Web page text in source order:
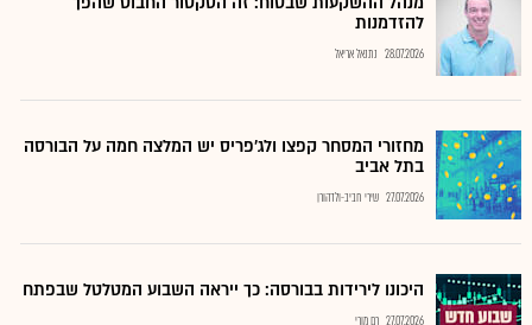
להזדמנות
28.07.2026 נתנאל אריאל
מחזורי המסחר קפצו ולג'פריס יש המלצה חמה על הבורסה
בתל אביב
27.07.2026 שירי חביב-ולדהורן
היכונו לירידות בבורסה: כך ייראה השבוע המטלטל שבפתח
27.07.2026 רם מורי